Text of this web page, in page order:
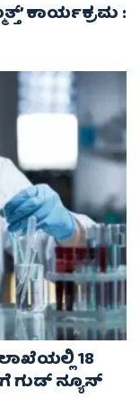
ಕಾರ್ಯಕ್ರಮ :
18
ಗುಡ್ ನ್ಯೂಸ್